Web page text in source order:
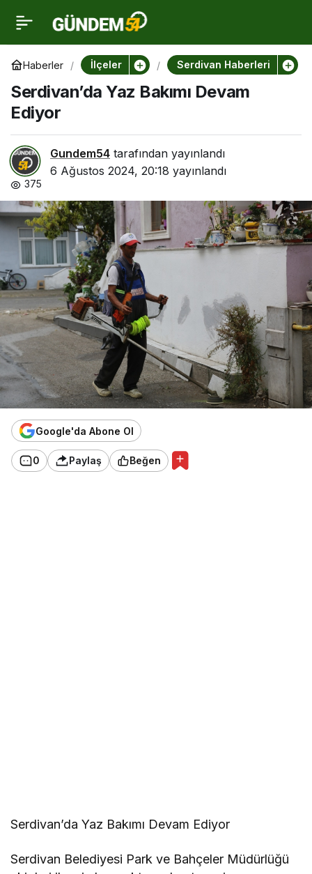
Haberler İlçeler Serdivan Haberleri
Serdivan’da Yaz Bakımı Devam
Ediyor
Gundem54 tarafından yayınlandı
6 Ağustos 2024, 20:18 yayınlandı
375
Google'da Abone Ol
0 Paylaş Beğen
Serdivan’da Yaz Bakımı Devam Ediyor
Serdivan Belediyesi Park ve Bahçeler Müdürlüğü
Serdivan’da Yaz Bakımı
Devam Ediyor